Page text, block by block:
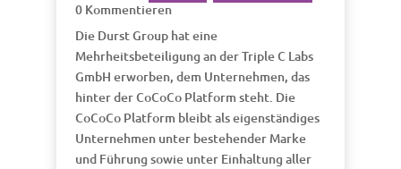
0 Kommentieren
Die Durst Group hat eine
Mehrheitsbeteiligung an der Triple C Labs
GmbH erworben, dem Unternehmen, das
hinter der CoCoCo Platform steht. Die
CoCoCo Platform bleibt als eigenständiges
Unternehmen unter bestehender Marke
und Führung sowie unter Einhaltung aller